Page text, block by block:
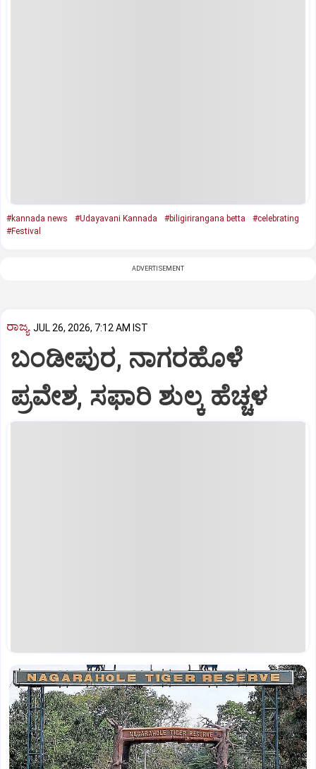
#kannada news #Udayavani Kannada #biligirirangana betta
#celebrating
#Festival
ADVERTISEMENT
ರಾಜ್ಯ JUL 26, 2026, 7:12 AM IST
ಬಂಡೀಪುರ, ನಾಗರಹೊಳೆ
ಪ್ರವೇಶ, ಸಫಾರಿ ಶುಲ್ಕ ಹೆಚ್ಚಳ